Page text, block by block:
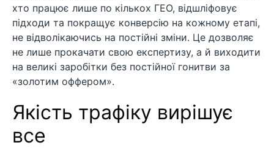
хто працює лише по кількох ГЕО, відшліфовує
підходи та покращує конверсію на кожному етапі,
не відволікаючись на постійні зміни. Це дозволяє
не лише прокачати свою експертизу, а й виходити
на великі заробітки без постійної гонитви за
«золотим оффером».
Якість трафіку вирішує
все